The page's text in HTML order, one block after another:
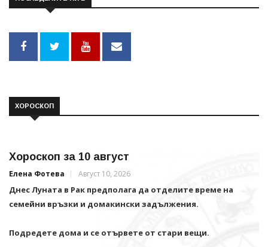
ХОРОСКОП
Хороскоп за 10 август
Елена Фотева Август 10, 2026
Днес Луната в Рак предполага да отделите време на
семейни връзки и домакински задължения.
Подредете дома и се отървете от стари вещи.